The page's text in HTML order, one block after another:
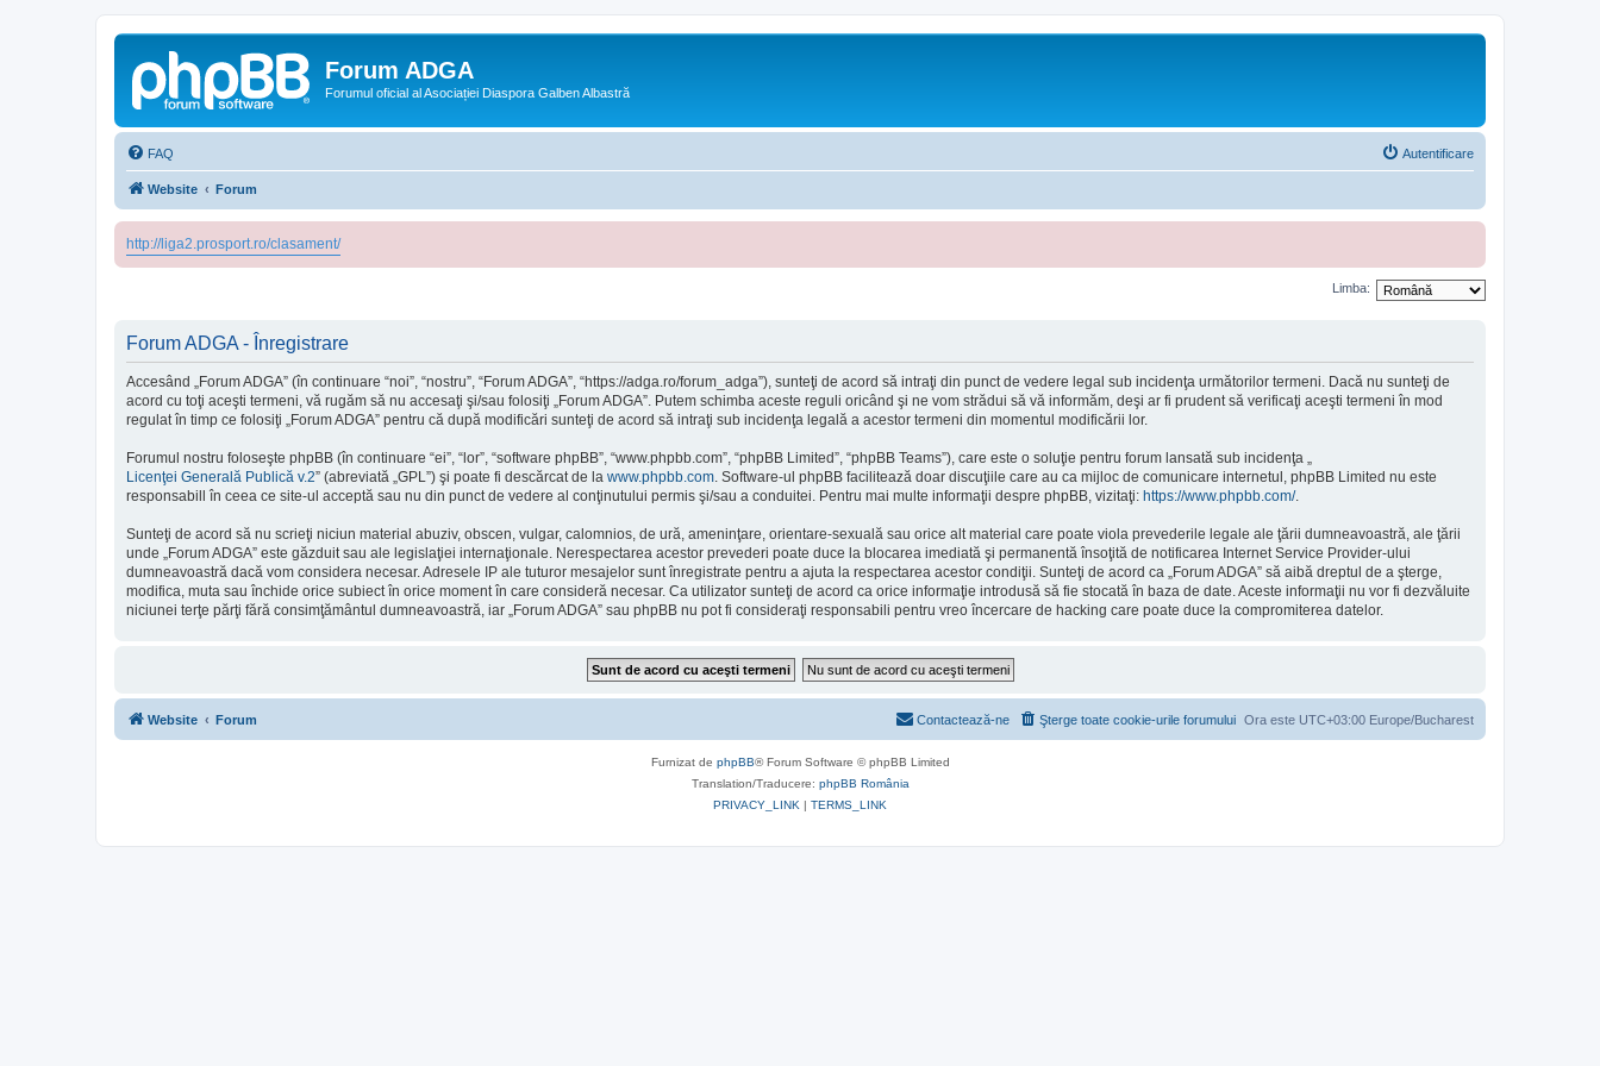
Forum ADGA
Forumul oficial al Asociației Diaspora Galben Albastră
FAQ Autentificare
Website Forum
http://liga2.prosport.ro/clasament/
Limba:
Forum ADGA - Înregistrare
Accesând „Forum ADGA” (în continuare “noi”, “nostru”, “Forum ADGA”, “https://adga.ro/forum_adga”), sunteţi de acord să intraţi din punct de vedere legal sub incidenţa următorilor termeni. Dacă nu sunteţi de
acord cu toţi aceşti termeni, vă rugăm să nu accesaţi şi/sau folosiţi „Forum ADGA”. Putem schimba aceste reguli oricând şi ne vom strădui să vă informăm, deşi ar fi prudent să verificaţi aceşti termeni în mod
regulat în timp ce folosiţi „Forum ADGA” pentru că după modificări sunteţi de acord să intraţi sub incidenţa legală a acestor termeni din momentul modificării lor.
Forumul nostru foloseşte phpBB (în continuare “ei”, “lor”, “software phpBB”, “www.phpbb.com”, “phpBB Limited”, “phpBB Teams”), care este o soluţie pentru forum lansată sub incidenţa „
Licenţei Generală Publică v.2” (abreviată „GPL”) şi poate fi descărcat de la www.phpbb.com. Software-ul phpBB facilitează doar discuţiile care au ca mijloc de comunicare internetul, phpBB Limited nu este
responsabill în ceea ce site-ul acceptă sau nu din punct de vedere al conţinutului permis şi/sau a conduitei. Pentru mai multe informaţii despre phpBB, vizitaţi: https://www.phpbb.com/.
Sunteţi de acord să nu scrieţi niciun material abuziv, obscen, vulgar, calomnios, de ură, ameninţare, orientare-sexuală sau orice alt material care poate viola prevederile legale ale ţării dumneavoastră, ale ţării
unde „Forum ADGA” este găzduit sau ale legislaţiei internaţionale. Nerespectarea acestor prevederi poate duce la blocarea imediată şi permanentă însoţită de notificarea Internet Service Provider-ului
dumneavoastră dacă vom considera necesar. Adresele IP ale tuturor mesajelor sunt înregistrate pentru a ajuta la respectarea acestor condiţii. Sunteţi de acord ca „Forum ADGA” să aibă dreptul de a şterge,
modifica, muta sau închide orice subiect în orice moment în care consideră necesar. Ca utilizator sunteţi de acord ca orice informaţie introdusă să fie stocată în baza de date. Aceste informaţii nu vor fi dezvăluite
niciunei terţe părţi fără consimţământul dumneavoastră, iar „Forum ADGA” sau phpBB nu pot fi consideraţi responsabili pentru vreo încercare de hacking care poate duce la compromiterea datelor.
Website Forum Ora este UTC+03:00 Europe/Bucharest
Şterge toate cookie-urile forumului
Contactează-ne
Furnizat de phpBB® Forum Software © phpBB Limited
Translation/Traducere: phpBB România
PRIVACY_LINK | TERMS_LINK